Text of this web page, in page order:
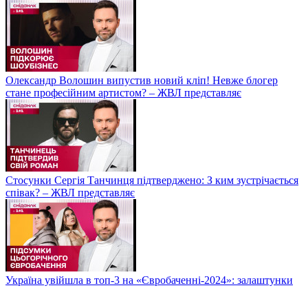
Олександр Волошин випустив новий кліп! Невже блогер
стане професійним артистом? – ЖВЛ представляє
Стосунки Сергія Танчинця підтверджено: З ким зустрічається
співак? – ЖВЛ представляє
Україна увійшла в топ-3 на «Євробаченні-2024»: залаштунки